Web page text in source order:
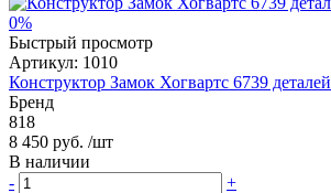
0%
Быстрый просмотр
Артикул: 1010
Конструктор Замок Хогвартс 6739 деталей
Бренд
818
8 450 руб. /шт
В наличии
-
+